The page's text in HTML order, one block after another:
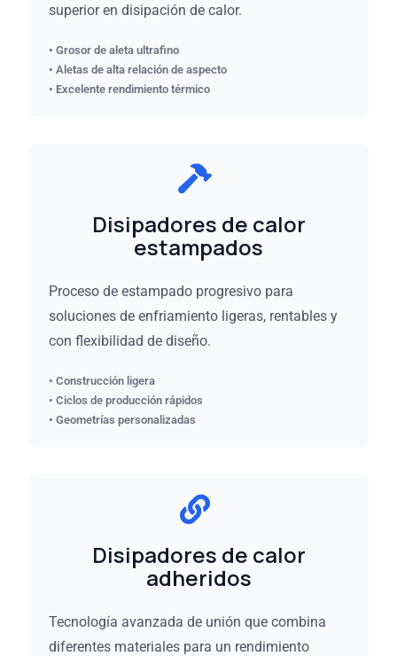
superior en disipación de calor.
• Grosor de aleta ultrafino
• Aletas de alta relación de aspecto
• Excelente rendimiento térmico
Disipadores de calor
estampados
Proceso de estampado progresivo para
soluciones de enfriamiento ligeras, rentables y
con flexibilidad de diseño.
• Construcción ligera
• Ciclos de producción rápidos
• Geometrías personalizadas
Disipadores de calor
adheridos
Tecnología avanzada de unión que combina
diferentes materiales para un rendimiento